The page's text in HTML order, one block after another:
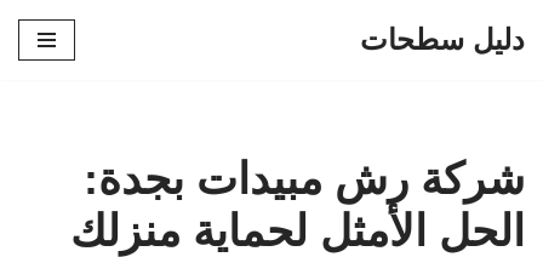
دليل سطحات
شركة رش مبيدات بجدة:
الحل الأمثل لحماية منزلك